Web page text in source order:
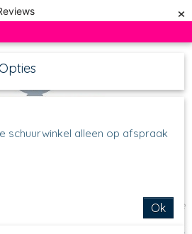
×
Theepotje
schuurwinkel alleen op afspraak
Ok